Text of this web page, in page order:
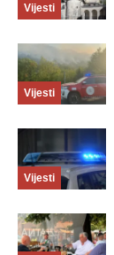
Vijesti
Vijesti
Vijesti